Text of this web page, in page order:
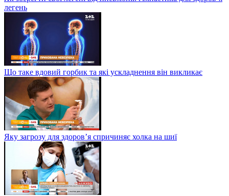
легень
Що таке вдовий горбик та які ускладнення він викликає
Яку загрозу для здоров’я спричиняє холка на шиї